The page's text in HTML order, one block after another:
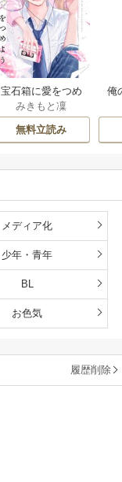
宝石箱に愛をつめ
よう
みきもと凜
無料立読み
俺
メディア化
少年・青年
BL
お色気
履歴削除